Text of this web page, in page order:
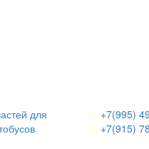
+7(995)
+7(915)